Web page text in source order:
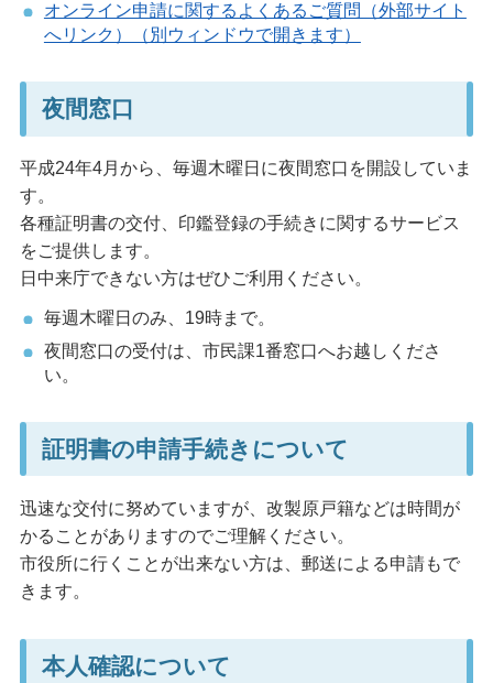
オンライン申請に関するよくあるご質問（外部サイト
へリンク）（別ウィンドウで開きます）
夜間窓口
平成24年4月から、毎週木曜日に夜間窓口を開設していま
す。
各種証明書の交付、印鑑登録の手続きに関するサービス
をご提供します。
日中来庁できない方はぜひご利用ください。
毎週木曜日のみ、19時まで。
夜間窓口の受付は、市民課1番窓口へお越しくださ
い。
証明書の申請手続きについて
迅速な交付に努めていますが、改製原戸籍などは時間が
かることがありますのでご理解ください。
市役所に行くことが出来ない方は、郵送による申請もで
きます。
本人確認について